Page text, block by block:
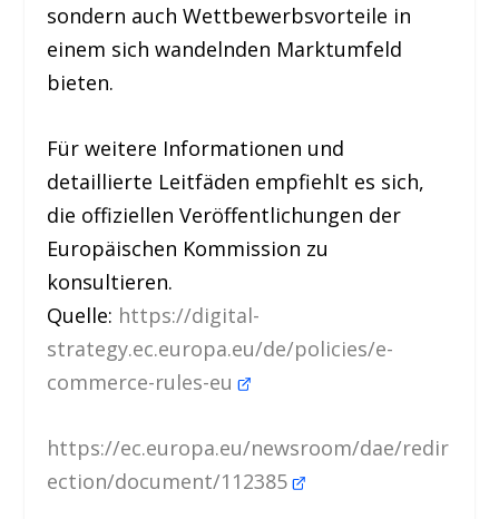
sondern auch Wettbewerbsvorteile in
einem sich wandelnden Marktumfeld
bieten.
Für weitere Informationen und
detaillierte Leitfäden empfiehlt es sich,
die offiziellen Veröffentlichungen der
Europäischen Kommission zu
konsultieren.
Quelle: https://digital-
strategy.ec.europa.eu/de/policies/e-
commerce-rules-eu
https://ec.europa.eu/newsroom/dae/redir
ection/document/112385